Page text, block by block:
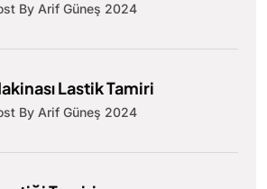
By Arif Güneş 2024
Lastik Tamiri
By Arif Güneş 2024